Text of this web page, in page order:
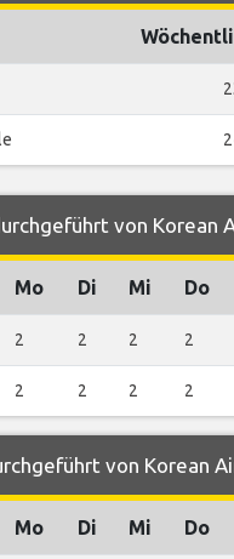
von Korean
Mo Di Mi Do
2 2 2 2
2 2 2 2
von Korean
Mo Di Mi Do